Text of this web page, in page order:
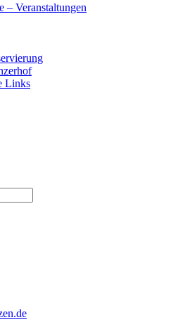
– Veranstaltungen
Links